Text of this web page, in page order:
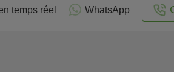
temps réel WhatsApp